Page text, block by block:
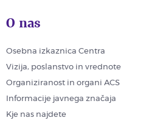
O nas
Osebna izkaznica Centra
Vizija, poslanstvo in vrednote
Organiziranost in organi ACS
Informacije javnega značaja
Kje nas najdete